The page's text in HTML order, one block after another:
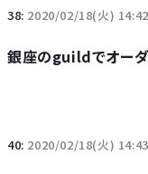
38: 2020/02/18(火)
銀座のguildでオーダ
40: 2020/02/18(火)